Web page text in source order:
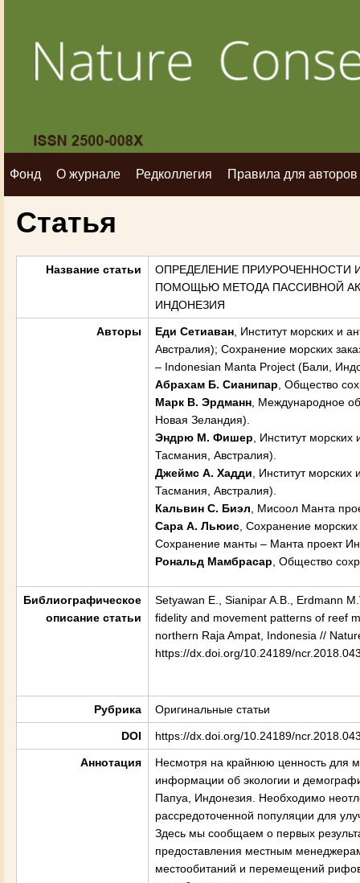
Фонд О журнале Редколлегия Правила для авторов
Статья
Название статьи
ОПРЕДЕЛЕНИЕ ПРИУРОЧЕННОСТИ И
ПОМОЩЬЮ МЕТОДА ПАССИВНОЙ
ИНДОНЕЗИЯ
Авторы Еди Сетиаван , Институт морских и
Австралия); Cохранение морских
– Indonesian Manta Project (Бали,
Абрахам Б. Сианипар , Общество
Марк В. Эрдманн , Международное
Новая Зеландия).
Эндрю М. Фишер , Институт
Тасмания, Австралия).
Джеймс А. Хадди , Институт
Тасмания, Австралия).
Кальвин С. Биэл , Мисоол Манта
Сара А. Льюис , Cохранение
Сохранение манты – Манта проект
Рональд Мамбрасар , Общество
Библиографическое
описание статьи
Setyawan E., Sianipar A.B., Erdmann
fidelity and movement patterns of reef
northern Raja Ampat, Indonesia //
https://dx.doi.org/10.24189/
Рубрика Оригинальные статьи
DOI https://dx.doi.org/10.24189/
Аннотация
Несмотря на крайнюю ценность для
информации об экологии и
Папуа, Индонезия. Необходимо
рассредоточенной популяции для
Здесь мы сообщаем о первых
предоставления местным
местообитаний и перемещений